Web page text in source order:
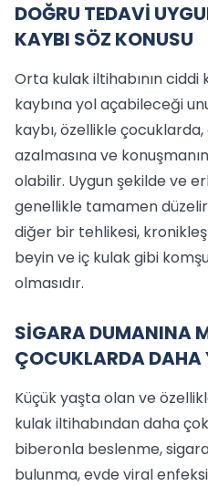
DOĞRU TEDAVİ
KAYBI SÖZ KONUSU
Orta kulak iltihabının ciddi
kaybına yol açabileceği
kaybı, özellikle
azalmasına ve
olabilir. Uygun şekilde ve
genellikle tamamen
diğer bir tehlikesi,
beyin ve iç kulak gibi
olmasıdır.
SİGARA DUMANINA
ÇOCUKLARDA DAHA
Küçük yaşta olan ve
kulak iltihabından daha
biberonla beslenme,
bulunma, evde viral